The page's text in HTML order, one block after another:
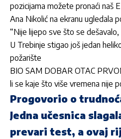
pozicijama možete pronaći naš
Ana Nikolić na ekranu ugledala
“Nije lijepo sve što se dešavalo,
U Trebinje stigao još jedan
požarište
BIO SAM DOBAR OTAC
li se kaje što više vremena nije
Progovorio o
Jedna učesnica
prevari test, a ovaj